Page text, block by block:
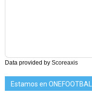
Data provided by Scoreaxis
Estamos en ONEFOOTBALL